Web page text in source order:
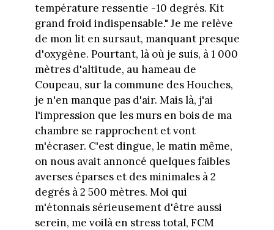
température ressentie -10 degrés. Kit
grand froid indispensable." Je me relève
de mon lit en sursaut, manquant presque
d'oxygène. Pourtant, là où je suis, à 1 000
mètres d'altitude, au hameau de
Coupeau, sur la commune des Houches,
je n'en manque pas d'air. Mais là, j'ai
l'impression que les murs en bois de ma
chambre se rapprochent et vont
m'écraser. C'est dingue, le matin même,
on nous avait annoncé quelques faibles
averses éparses et des minimales à 2
degrés à 2 500 mètres. Moi qui
m'étonnais sérieusement d'être aussi
serein, me voilà en stress total, FCM